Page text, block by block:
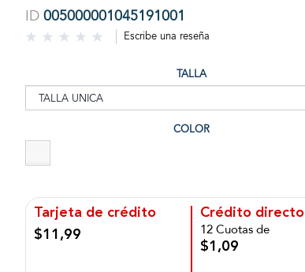
ID 005000001045191001
Escribe una reseña
TALLA
COLOR
Tarjeta de crédito
$11,99
Crédito directo
12 Cuotas de
$1,09